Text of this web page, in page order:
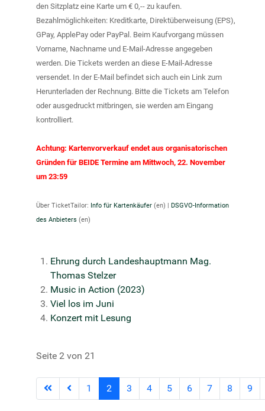
den Sitzplatz eine Karte um € 0,-- zu kaufen.
Bezahlmöglichkeiten: Kreditkarte, Direktüberweisung (EPS),
GPay, ApplePay oder PayPal. Beim Kaufvorgang müssen
Vorname, Nachname und E-Mail-Adresse angegeben
werden. Die Tickets werden an diese E-Mail-Adresse
versendet. In der E-Mail befindet sich auch ein Link zum
Herunterladen der Rechnung. Bitte die Tickets am Telefon
oder ausgedruckt mitbringen, sie werden am Eingang
kontrolliert.
Achtung: Kartenvorverkauf endet aus organisatorischen
Gründen für BEIDE Termine am Mittwoch, 22. November
um 23:59
Über TicketTailor: Info für Kartenkäufer (en) | DSGVO-Information
des Anbieters (en)
Ehrung durch Landeshauptmann Mag.
Thomas Stelzer
Music in Action (2023)
Viel los im Juni
Konzert mit Lesung
Seite 2 von 21
1 2 3 4 5 6 7 8 9